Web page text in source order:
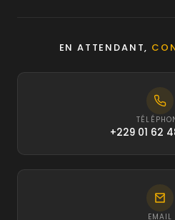
EN ATTENDANT,
+229 01 62
EMAIL